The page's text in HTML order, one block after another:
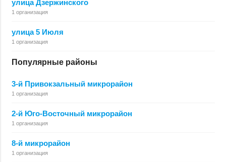
улица Дзержинского
1 организация
улица 5 Июля
1 организация
Популярные районы
3-й Привокзальный микрорайон
1 организация
2-й Юго-Восточный микрорайон
1 организация
8-й микрорайон
1 организация